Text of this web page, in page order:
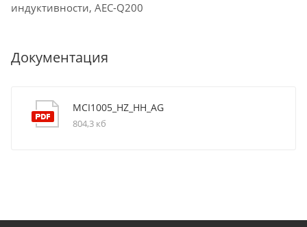
индуктивности, AEC-Q200
Документация
MCI1005_HZ_HH_AG
804,3 кб